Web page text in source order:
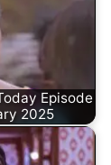
Episode
2025